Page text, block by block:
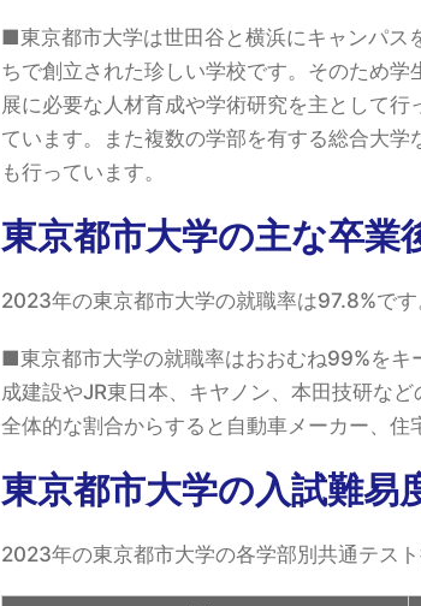
■東京都市大学は世田谷と横浜にキャンパス
ちで創立された珍しい学校です。そのため
展に必要な人材育成や学術研究を主として
ています。また複数の学部を有する総合大
も行っています。
東京都市大学の主な卒業
2023年の東京都市大学の就職率は97.8%です
■東京都市大学の就職率はおおむね99%をキ
成建設やJR東日本、キヤノン、本田技研な
全体的な割合からすると自動車メーカー、住
東京都市大学の入試難易
2023年の東京都市大学の各学部別共通テス